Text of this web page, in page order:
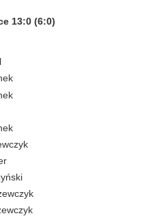
13:0 (6:0)